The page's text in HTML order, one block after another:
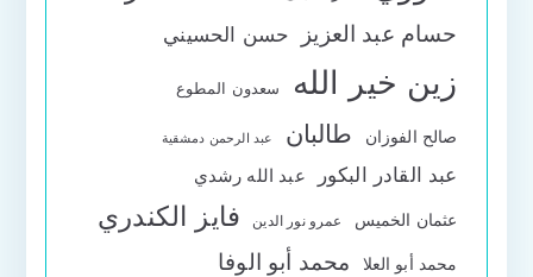
حسام عبد العزيز حسن الحسيني
زين خير الله سعدون المطوع
صالح الفوزان طالبان عبد الرحمن دمشقية
عبد القادر البكور عبد الله رشدي
عثمان الخميس عمرو نور الدين فايز الكندري
محمد أبو العلا محمد أبو الوفا